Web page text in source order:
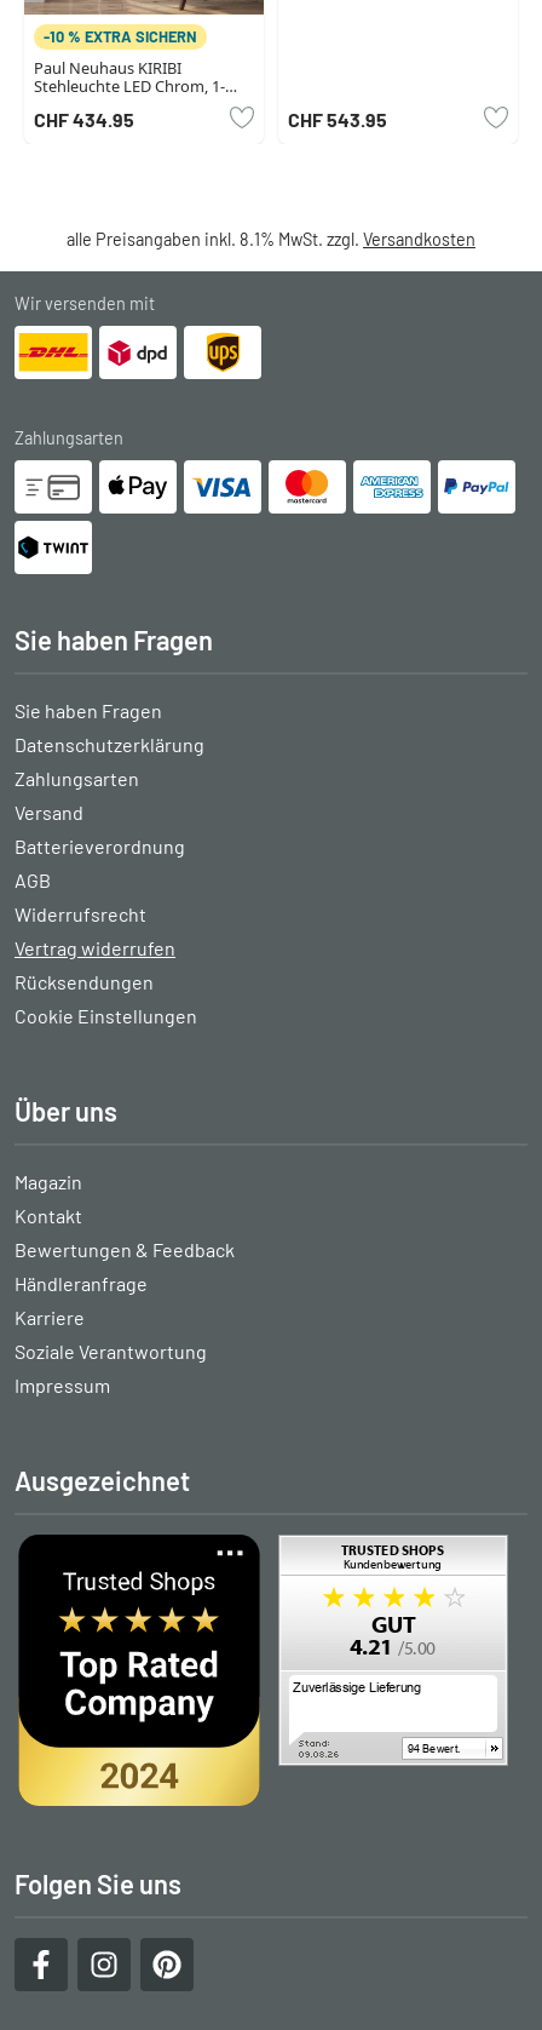
-10 % EXTRA SICHERN
Paul Neuhaus KIRIBI
Stehleuchte LED Chrom, 1-
CHF 434.95 CHF 543.95
alle Preisangaben inkl. 8.1% MwSt. zzgl. Versandkosten
Wir versenden mit
Zahlungsarten
Sie haben Fragen
Sie haben Fragen
Datenschutzerklärung
Zahlungsarten
Versand
Batterieverordnung
AGB
Widerrufsrecht
Vertrag widerrufen
Rücksendungen
Cookie Einstellungen
Über uns
Magazin
Kontakt
Bewertungen & Feedback
Händleranfrage
Karriere
Soziale Verantwortung
Impressum
Ausgezeichnet
Folgen Sie uns